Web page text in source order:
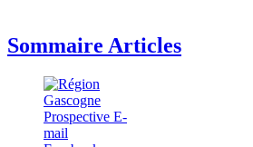
Sommaire Articles